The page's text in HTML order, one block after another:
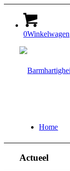
0Winkelwagen
Home
Actueel